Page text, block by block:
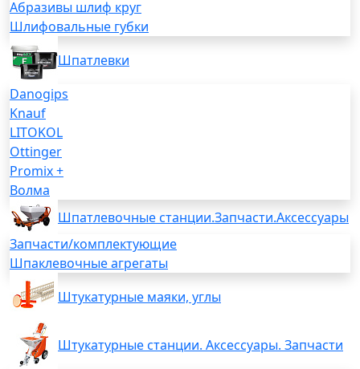
Абразивы шлиф круг
Шлифовальные губки
Шпатлевки
Danogips
Knauf
LITOKOL
Ottinger
Promix +
Волма
Шпатлевочные станции.Запчасти.Аксессуары
Запчасти/комплектующие
Шпаклевочные агрегаты
Штукатурные маяки, углы
Штукатурные станции. Аксессуары. Запчасти